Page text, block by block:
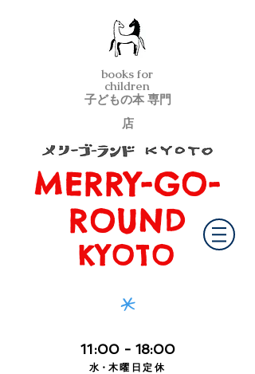
子どもの本 専門
店
books for
children
メリーゴーランド京都
MERRY-GO-
ROUND
KYOTO
*
11 :00 - 18:00
水・ 木曜日定休